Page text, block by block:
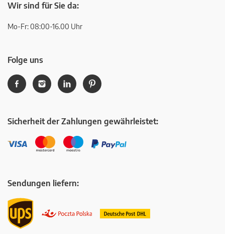
Wir sind für Sie da:
Mo-Fr: 08:00-16.00 Uhr
Folge uns
Sicherheit der Zahlungen gewährleistet:
Sendungen liefern: